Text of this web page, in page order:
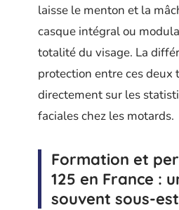
laisse le menton et la
casque intégral ou
totalité du visage. La
protection entre ces deux
directement sur les
faciales chez les motards.
Formation et
125 en France :
souvent sous-